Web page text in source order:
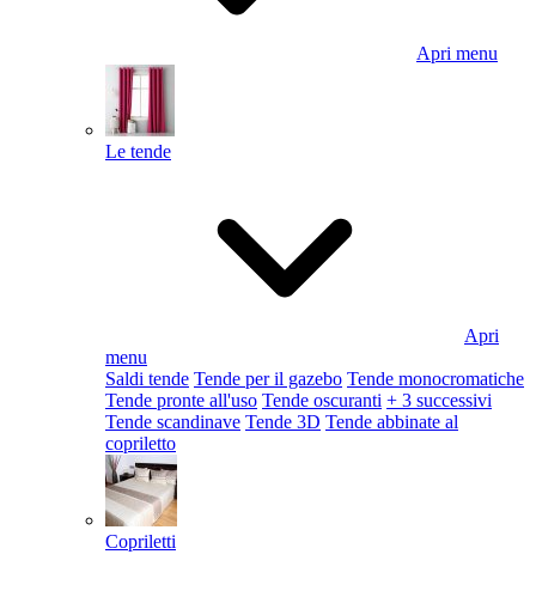
Apri menu
Le tende
Apri
menu
Saldi tende Tende per il gazebo Tende monocromatiche
Tende pronte all'uso Tende oscuranti + 3 successivi
Tende scandinave Tende 3D Tende abbinate al
copriletto
Copriletti